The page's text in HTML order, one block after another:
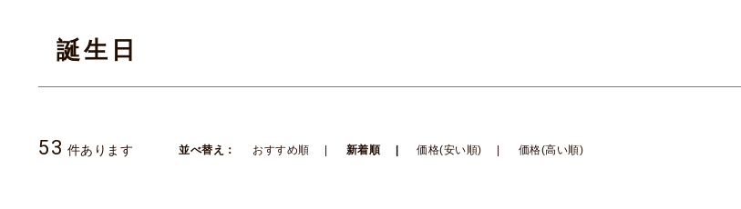
誕生日
53 件あります 並べ替え： おすすめ順 新着順 価格(安い順) 価格(高い順)